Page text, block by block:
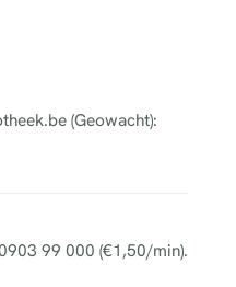
(Geowacht):
99 000 (€1,50/min).